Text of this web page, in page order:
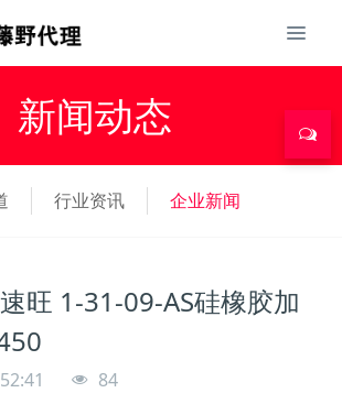
新闻动态
行业资讯 企业新闻
旺 1-31-09-AS硅橡胶加
84